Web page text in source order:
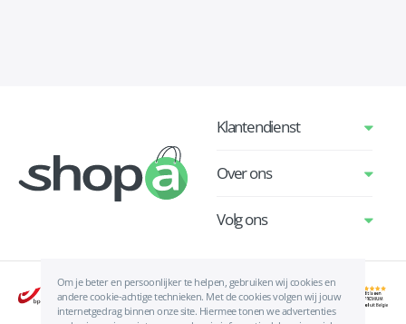
Om je beter en persoonlijker te helpen, gebruiken wij cookies en
andere cookie-achtige technieken. Met de cookies volgen wij jouw
internetgedrag binnen onze site. Hiermee tonen we advertenties
Klantendienst
Over ons
Volg ons